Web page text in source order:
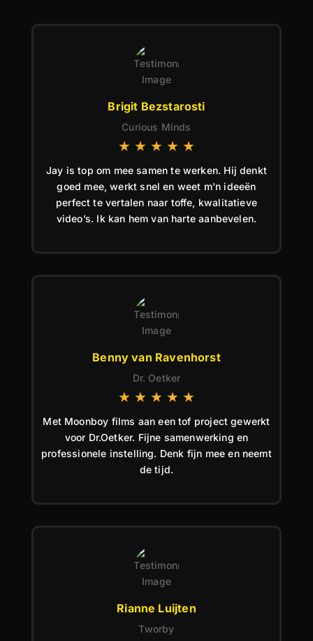
Brigit Bezstarosti
Curious Minds
★ ★ ★ ★ ★
Jay is top om mee samen te werken. Hij denkt
goed mee, werkt snel en weet m'n ideeën
perfect te vertalen naar toffe, kwalitatieve
video’s. Ik kan hem van harte aanbevelen.
Benny van Ravenhorst
Dr. Oetker
★ ★ ★ ★ ★
Met Moonboy films aan een tof project gewerkt
voor Dr.Oetker. Fijne samenwerking en
professionele instelling. Denk fijn mee en neemt
de tijd.
Rianne Luijten
Tworby